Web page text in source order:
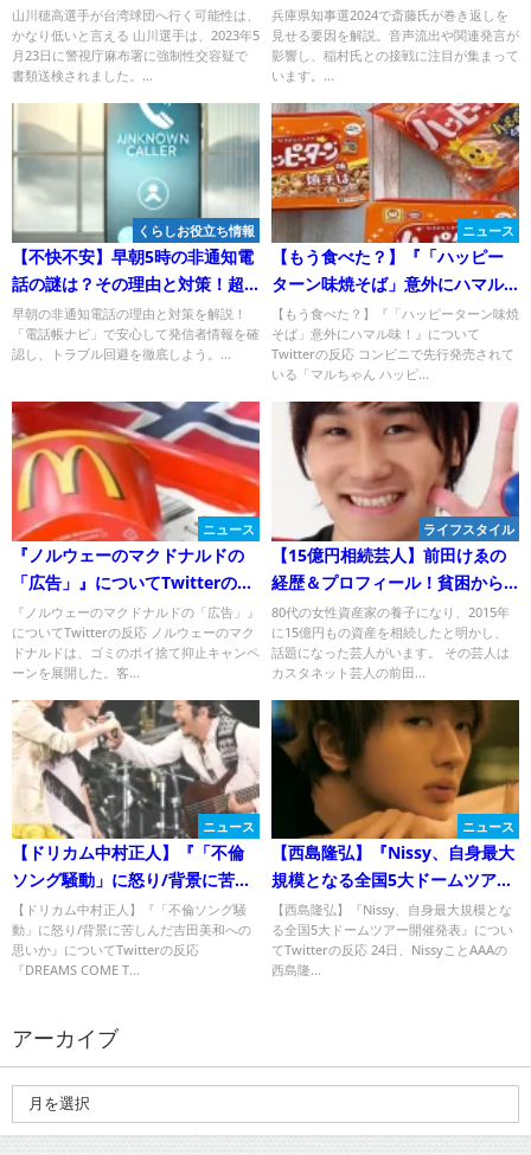
山川穂高選手が台湾球団へ行く
可能性は？Twitterの反応は？
山川穂高選手が台湾球団へ行く可能性は、
かなり低いと言える 山川選手は、2023年5
月23日に警視庁麻布署に強制性交容疑で
書類送検されました。...
新情勢は？
兵庫県知事選2024で斎藤氏が巻き返しを
見せる要因を解説。音声流出や関連発言が
影響し、稲村氏との接戦に注目が集まって
います。...
くらしお役立ち情報
【不快不安】早朝5時の非通知電
話の謎は？その理由と対策！超
便利アプリの活用も！
早朝の非通知電話の理由と対策を解説！
「電話帳ナビ」で安心して発信者情報を確
認し、トラブル回避を徹底しよう。...
ニュース
【もう食べた？】『「ハッピー
ターン味焼そば」意外にハマル
味！』についてTwitterの反応
【もう食べた？】『「ハッピーターン味焼
そば」意外にハマル味！』について
Twitterの反応 コンビニで先行発売されて
いる「マルちゃん ハッピ...
ニュース
『ノルウェーのマクドナルドの
「広告」』についてTwitterの反
応『ノルウェーのマクドナルドの「広告」』
についてTwitterの反応 ノルウェーのマク
ドナルドは、ゴミのポイ捨て抑止キャンペ
ーンを展開した。客...
ライフスタイル
【15億円相続芸人】前田けゑの
経歴＆プロフィール！貧困から
大富豪へ驚くべき人生！
80代の女性資産家の養子になり、2015年
に15億円もの資産を相続したと明かし、
話題になった芸人がいます。 その芸人は
カスタネット芸人の前田...
ニュース
【ドリカム中村正人】『「不倫
ソング騒動」に怒り/背景に苦し
んだ吉田美和への思いか』につ
いてTwitterの反応
【ドリカム中村正人】『「不倫ソング騒
動」に怒り/背景に苦しんだ吉田美和への
思いか』についてTwitterの反応
『DREAMS COME T...
ニュース
【西島隆弘】『Nissy、自身最大
規模となる全国5大ドームツアー
開催発表』についてTwitterの反
応
【西島隆弘】『Nissy、自身最大規模とな
る全国5大ドームツアー開催発表』につい
てTwitterの反応 24日、NissyことAAAの
西島隆...
アーカイブ